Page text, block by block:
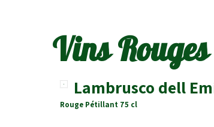
Vins
Lambrusco dell
Rouge Pétillant 75 cl